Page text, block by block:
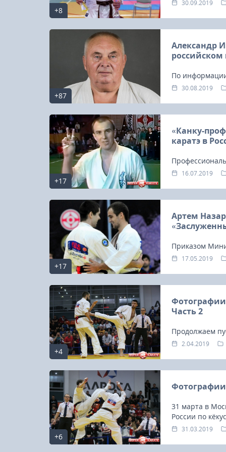
+8
30.09.2019
+87
Александр
По
30.08.2019
+17
«Канку-
каратэ в
проведя
16.07.2019
+17
Артем
Приказом
мая 2019 года,
17.05.2019
+4
Фотографии
Часть 2
Продолжаем
чемпионата
2.04.2019
+6
31 марта в
России по
31.03.2019